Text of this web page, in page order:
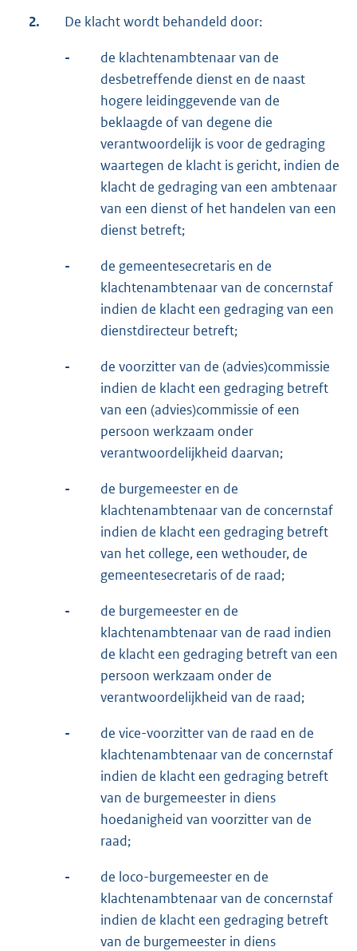
2. De klacht wordt behandeld door:
-
de klachtenambtenaar van de
desbetreffende dienst en de naast
hogere leidinggevende van de
beklaagde of van degene die
verantwoordelijk is voor de gedraging
waartegen de klacht is gericht, indien de
klacht de gedraging van een ambtenaar
van een dienst of het handelen van een
dienst betreft;
-
de gemeentesecretaris en de
klachtenambtenaar van de concernstaf
indien de klacht een gedraging van een
dienstdirecteur betreft;
-
de voorzitter van de (advies)commissie
indien de klacht een gedraging betreft
van een (advies)commissie of een
persoon werkzaam onder
verantwoordelijkheid daarvan;
-
de burgemeester en de
klachtenambtenaar van de concernstaf
indien de klacht een gedraging betreft
van het college, een wethouder, de
gemeentesecretaris of de raad;
-
de burgemeester en de
klachtenambtenaar van de raad indien
de klacht een gedraging betreft van een
persoon werkzaam onder de
verantwoordelijkheid van de raad;
-
de vice-voorzitter van de raad en de
klachtenambtenaar van de concernstaf
indien de klacht een gedraging betreft
van de burgemeester in diens
hoedanigheid van voorzitter van de
raad;
-
de loco-burgemeester en de
klachtenambtenaar van de concernstaf
indien de klacht een gedraging betreft
van de burgemeester in diens